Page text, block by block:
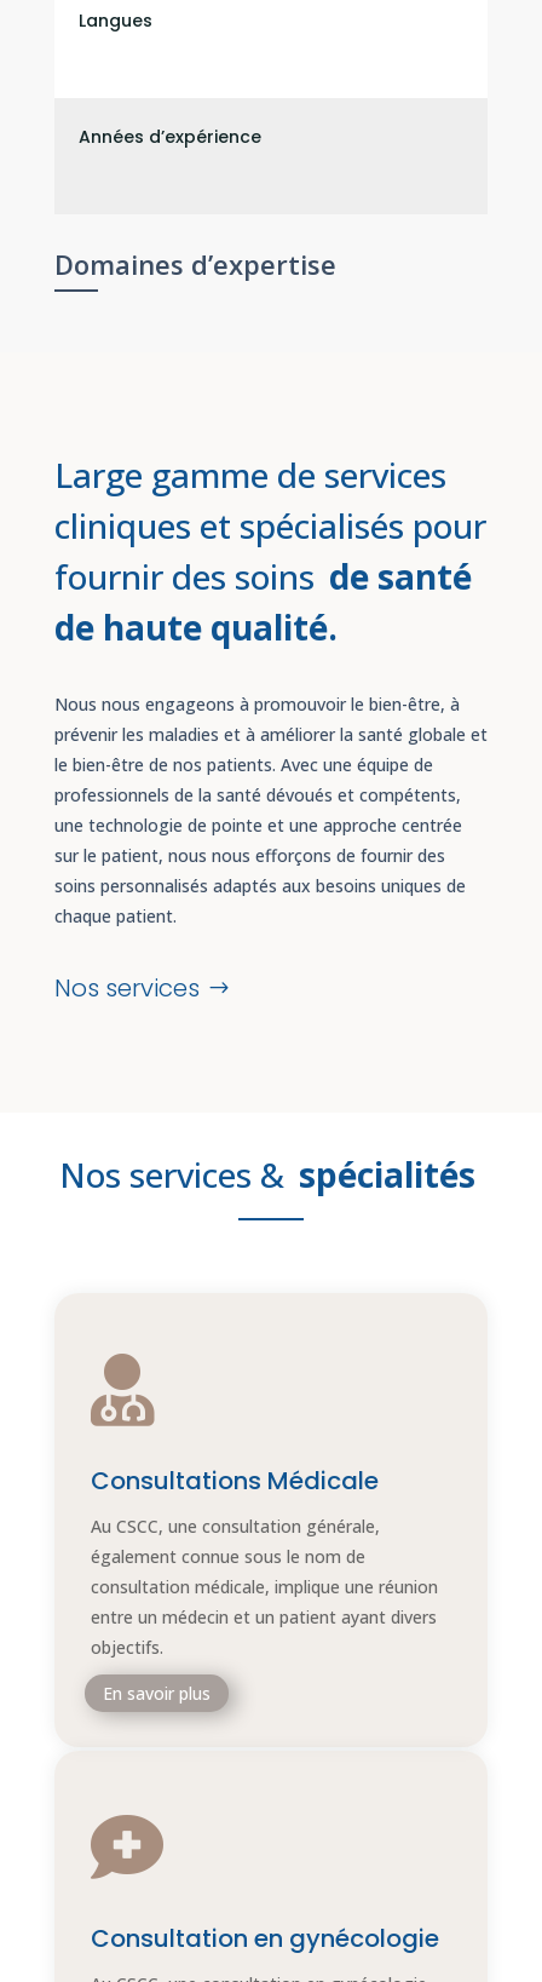
Langues
Années d’expérience
Domaines d’expertise
Large gamme de services
cliniques et spécialisés pour
fournir des soins de santé
de haute qualité.
Nous nous engageons à promouvoir le bien-être, à
prévenir les maladies et à améliorer la santé globale et
le bien-être de nos patients. Avec une équipe de
professionnels de la santé dévoués et compétents,
une technologie de pointe et une approche centrée
sur le patient, nous nous efforçons de fournir des
soins personnalisés adaptés aux besoins uniques de
chaque patient.
Nos services
Nos services & spécialités

Consultations Médicale
Au CSCC, une consultation générale,
également connue sous le nom de
consultation médicale, implique une réunion
entre un médecin et un patient ayant divers
objectifs.
En savoir plus

Consultation en gynécologie